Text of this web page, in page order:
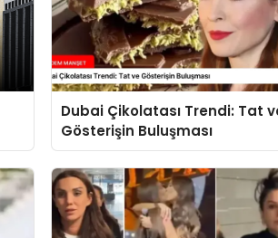
Dubai Çikolatası Trendi: Tat
Gösterişin Buluşması